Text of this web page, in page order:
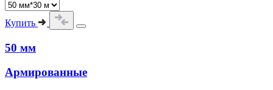
Купить
50 мм
Армированные